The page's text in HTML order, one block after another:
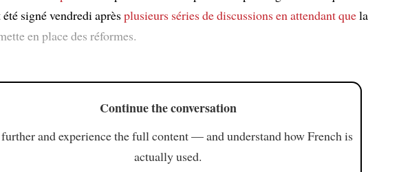
signé vendredi aprèsplusieurs séries de discussionsen attendant quela
en place des réformes.
Continue the conversation
and experience the full content — and understand how French is
actually used.